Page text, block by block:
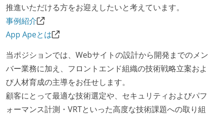
推進いただける方をお迎えしたいと考えています。
事例紹介
App Apeとは
当ポジションでは、Webサイトの設計から開発までのメン
バー業務に加え、フロントエンド組織の技術戦略立案およ
び人材育成の主導をお任せします。
顧客にとって最適な技術選定や、セキュリティおよびパフ
ォーマンス計測・VRTといった高度な技術課題への取り組